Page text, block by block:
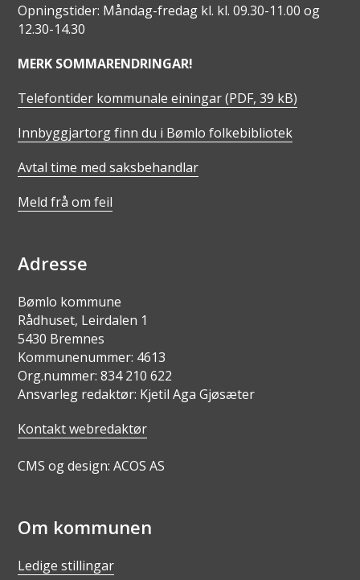
Opningstider: Måndag-fredag kl. kl. 09.30-11.00 og
12.30-14.30
MERK SOMMARENDRINGAR!
Telefontider kommunale einingar(PDF, 39 kB)
Innbyggjartorg finn du i Bømlo folkebibliotek
Avtal time med saksbehandlar
Meld frå om feil
Adresse
Bømlo kommune
Rådhuset, Leirdalen 1
5430 Bremnes
Kommunenummer: 4613
Org.nummer: 834 210 622
Ansvarleg redaktør: Kjetil Aga Gjøsæter
Kontakt webredaktør
CMS og design: ACOS AS
Om kommunen
Ledige stillingar